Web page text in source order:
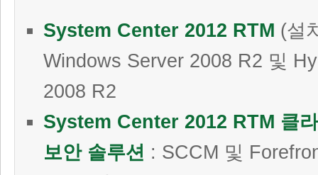
System Center 2012 RTM (설
Windows Server 2008 R2 및
2008 R2
System Center 2012 RTM 클
보안 솔루션 : SCCM 및